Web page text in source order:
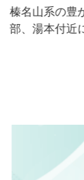
榛名山系の豊
部、湯本付近
見せるのもま